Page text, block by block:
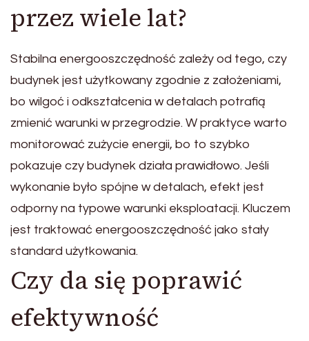
przez wiele lat?
Stabilna energooszczędność zależy od tego, czy
budynek jest użytkowany zgodnie z założeniami,
bo wilgoć i odkształcenia w detalach potrafią
zmienić warunki w przegrodzie. W praktyce warto
monitorować zużycie energii, bo to szybko
pokazuje czy budynek działa prawidłowo. Jeśli
wykonanie było spójne w detalach, efekt jest
odporny na typowe warunki eksploatacji. Kluczem
jest traktować energooszczędność jako stały
standard użytkowania.
Czy da się poprawić
efektywność